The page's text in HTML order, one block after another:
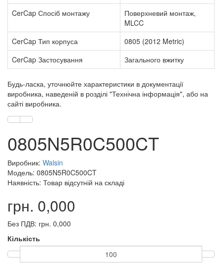
CerCap Спосіб монтажу
Поверхневий монтаж,
MLCC
CerCap Тип корпуса
0805 (2012 Metric)
CerCap Застосування
Загального вжитку
Будь-ласка, уточнюйте характеристики в документації
виробника, наведеній в розділі "Технічна інформація", або на
сайті виробника.
0805N5R0C500CT
Виробник: Walsin
Модель: 0805N5R0C500CT
Наявність: Товар відсутній на складі
грн. 0,000
Без ПДВ: грн. 0,000
Кількість